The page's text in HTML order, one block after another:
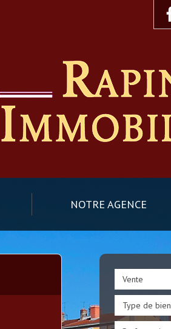
NOTRE AGENCE
Vente
Type de bien